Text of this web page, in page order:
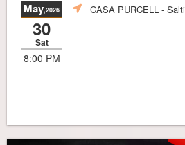
May,2026
30
Sat
8:00 PM
CASA PURCELL -